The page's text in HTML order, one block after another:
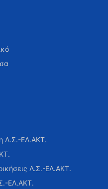
Λ.Σ.-ΕΛ.ΑΚΤ.
Λ.Σ.-ΕΛ.ΑΚΤ.
ΕΛ.ΑΚΤ.